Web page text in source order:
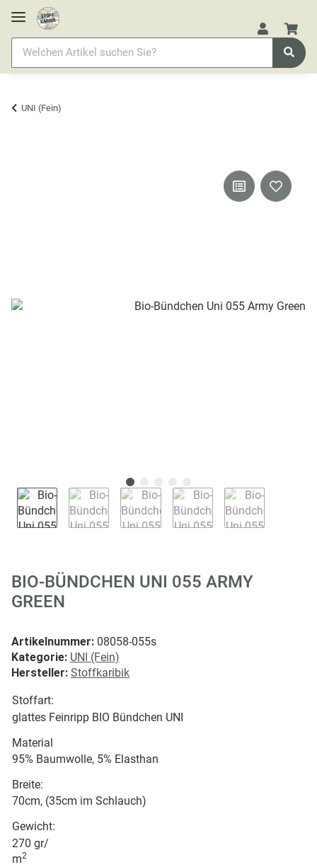
UNI (Fein)
BIO-BÜNDCHEN UNI 055 ARMY
GREEN
Artikelnummer: 08058-055s
Kategorie: UNI (Fein)
Hersteller: Stoffkaribik
Stoffart:
glattes Feinripp BIO Bündchen UNI
Material
95% Baumwolle, 5% Elasthan
Breite:
70cm, (35cm im Schlauch)
Gewicht:
270 gr/
m2